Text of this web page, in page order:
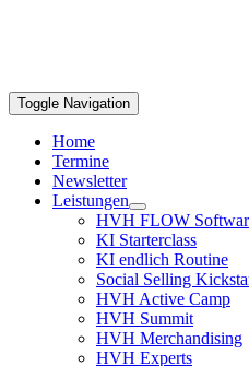
Toggle Navigation
Home
Termine
Newsletter
Leistungen
HVH FLOW
KI Starterclass
KI endlich Routine
Social Selling
HVH Active Camp
HVH Summit
HVH Merchandising
HVH Experts